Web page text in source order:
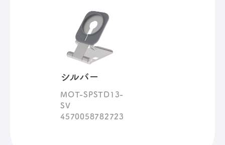
シルバー
MOT-SPSTD13-
SV
4570058782723